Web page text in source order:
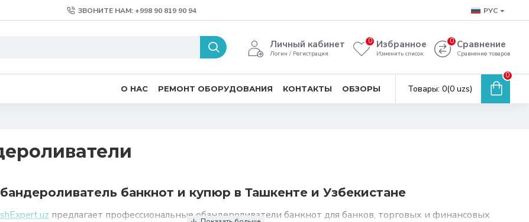
ЗВОНИТЕ НАМ: +998 90 819 90 94 РУС
Личный кабинет
Логин / Регистрация
Избранное
Изменить список
0 Сравнение
Сравнение товаров
0
О НАС РЕМОНТ ОБОРУДОВАНИЯ КОНТАКТЫ ОБЗОРЫ Товары: 0(0 uzs)
0
банкнот и купюр в Ташкенте и Узбекистане
предлагает профессиональные обандероливатели банкнот для банков, торговых и финансовых